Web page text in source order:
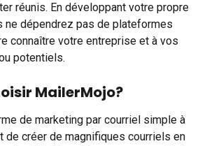
réunis. En développant votre propre
ne dépendrez pas de plateformes
connaître votre entreprise et à vos
potentiels.
MailerMojo?
de marketing par courriel simple à
de créer de magnifiques courriels en